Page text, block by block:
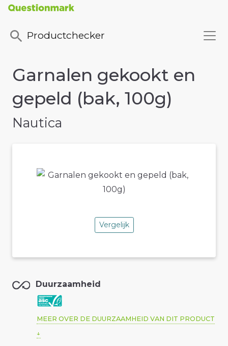
Productchecker
Garnalen gekookt en
gepeld (bak, 100g)
Nautica
Vergelijk
Duurzaamheid
MEER OVER DE DUURZAAMHEID VAN DIT PRODUCT